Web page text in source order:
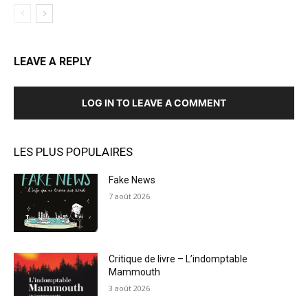
LEAVE A REPLY
LOG IN TO LEAVE A COMMENT
LES PLUS POPULAIRES
Fake News
7 août 2026
Critique de livre – L’indomptable
Mammouth
3 août 2026